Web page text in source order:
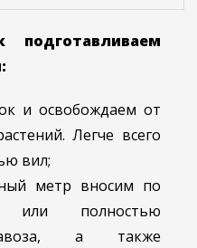
подготавливаем
и освобождаем от
Легче всего
вил;
метр вносим по
или полностью
а также